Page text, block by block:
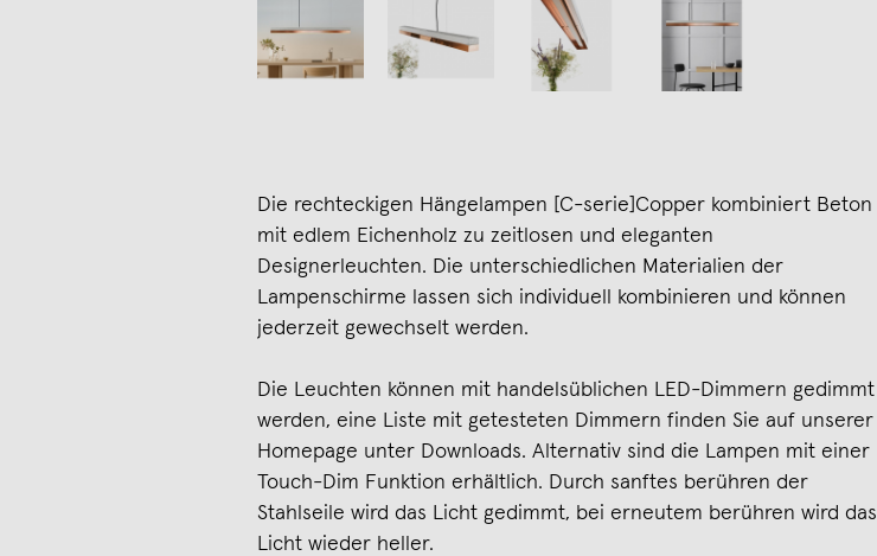
Die rechteckigen Hängelampen [C-serie]Copper kombiniert Beton
mit edlem Eichenholz zu zeitlosen und eleganten
Designerleuchten. Die unterschiedlichen Materialien der
Lampenschirme lassen sich individuell kombinieren und können
jederzeit gewechselt werden.
Die Leuchten können mit handelsüblichen LED-Dimmern gedimmt
werden, eine Liste mit getesteten Dimmern finden Sie auf unserer
Homepage unter Downloads. Alternativ sind die Lampen mit einer
Touch-Dim Funktion erhältlich. Durch sanftes berühren der
Stahlseile wird das Licht gedimmt, bei erneutem berühren wird das
Licht wieder heller.